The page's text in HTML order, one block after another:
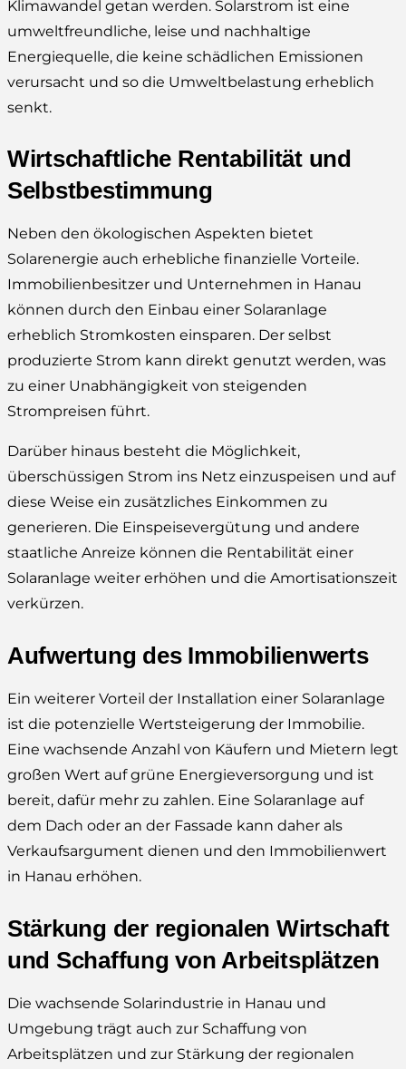
Klimawandel getan werden. Solarstrom ist eine
umweltfreundliche, leise und nachhaltige
Energiequelle, die keine schädlichen Emissionen
verursacht und so die Umweltbelastung erheblich
senkt.
Wirtschaftliche Rentabilität und
Selbstbestimmung
Neben den ökologischen Aspekten bietet
Solarenergie auch erhebliche finanzielle Vorteile.
Immobilienbesitzer und Unternehmen in Hanau
können durch den Einbau einer Solaranlage
erheblich Stromkosten einsparen. Der selbst
produzierte Strom kann direkt genutzt werden, was
zu einer Unabhängigkeit von steigenden
Strompreisen führt.
Darüber hinaus besteht die Möglichkeit,
überschüssigen Strom ins Netz einzuspeisen und auf
diese Weise ein zusätzliches Einkommen zu
generieren. Die Einspeisevergütung und andere
staatliche Anreize können die Rentabilität einer
Solaranlage weiter erhöhen und die Amortisationszeit
verkürzen.
Aufwertung des Immobilienwerts
Ein weiterer Vorteil der Installation einer Solaranlage
ist die potenzielle Wertsteigerung der Immobilie.
Eine wachsende Anzahl von Käufern und Mietern legt
großen Wert auf grüne Energieversorgung und ist
bereit, dafür mehr zu zahlen. Eine Solaranlage auf
dem Dach oder an der Fassade kann daher als
Verkaufsargument dienen und den Immobilienwert
in Hanau erhöhen.
Stärkung der regionalen Wirtschaft
und Schaffung von Arbeitsplätzen
Die wachsende Solarindustrie in Hanau und
Umgebung trägt auch zur Schaffung von
Arbeitsplätzen und zur Stärkung der regionalen